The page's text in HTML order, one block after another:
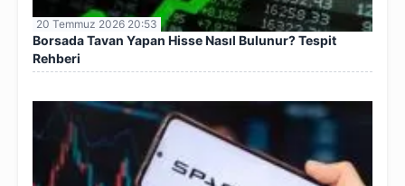
20 Temmuz 2026 20:53
Borsada Tavan Yapan Hisse Nasıl Bulunur? Tespit
Rehberi